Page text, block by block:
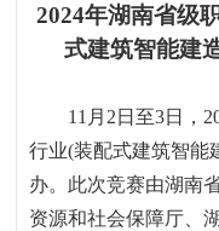
2024年湖南省级
式建筑智能建
11 月 2 日至3日，
行业(装配式建筑智能
办。此次竞赛由湖南
资源和社会保障厅、